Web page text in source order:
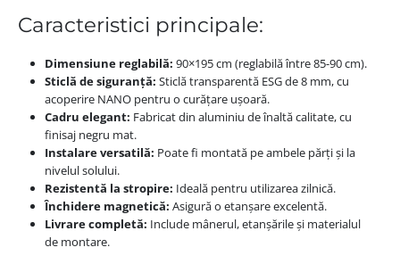
Caracteristici principale:
Dimensiune reglabilă: 90×195 cm (reglabilă între 85-90 cm).
Sticlă de siguranță: Sticlă transparentă ESG de 8 mm, cu
acoperire NANO pentru o curățare ușoară.
Cadru elegant: Fabricat din aluminiu de înaltă calitate, cu
finisaj negru mat.
Instalare versatilă: Poate fi montată pe ambele părți și la
nivelul solului.
Rezistentă la stropire: Ideală pentru utilizarea zilnică.
Închidere magnetică: Asigură o etanșare excelentă.
Livrare completă: Include mânerul, etanșările și materialul
de montare.